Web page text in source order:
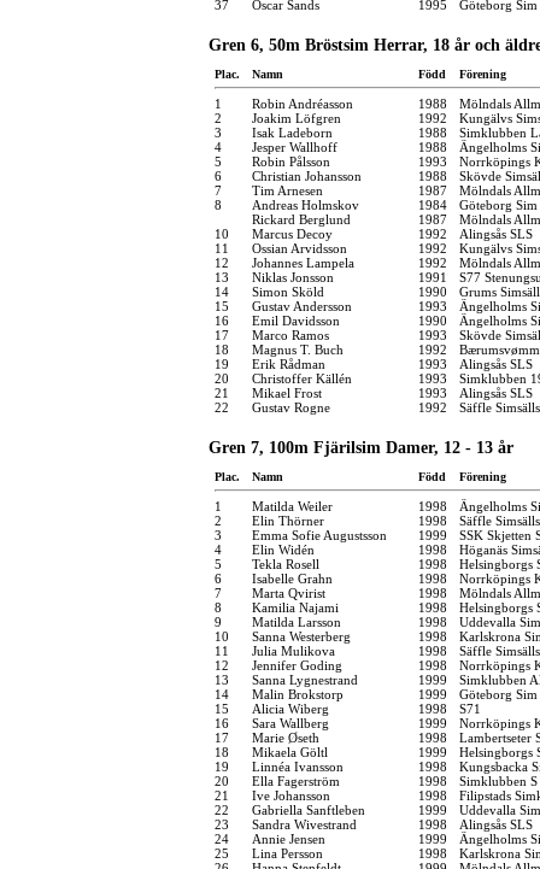
37
Oscar Sands 1995 Göteborg Sim
Gren 6, 50m Bröstsim Herrar, 18 år och
Plac. Namn Född Förening
1 Robin Andréasson 1988
Mölndals
2
Joakim Löfgren 1992
Kungälvs
3
Isak Ladeborn 1988
Simklubben
4
Jesper Wallhoff 1988
Ängelholms
5
Robin Pålsson 1993
Norrköpings
6
Christian Johansson 1988
Skövde
7
Tim Arnesen 1987
Mölndals
8
Andreas Holmskov 1984
Göteborg Sim
Rickard Berglund
1987
Mölndals
10
Marcus Decoy 1992
Alingsås SLS
11
Ossian Arvidsson 1992
Kungälvs
12
Johannes Lampela 1992
Mölndals
13
Niklas Jonsson 1991
S77
14
Simon Sköld 1990
Grums
15
Gustav Andersson 1993
Ängelholms
16
Emil Davidsson 1990
Ängelholms
17
Marco Ramos 1993
Skövde
18
Magnus T. Buch 1992
19
Erik Rådman 1993
Alingsås SLS
20
Christoffer Källén 1993
Simklubben
21
Mikael Frost 1993
Alingsås SLS
22
Gustav Rogne 1992 Säffle
Gren 7, 100m Fjärilsim Damer, 12 - 13 år
Plac. Namn Född Förening
1 Matilda Weiler 1998
Ängelholms
2
Elin Thörner 1998
Säffle
3
Emma Sofie Augustsson 1999
SSK Skjetten
4
Elin Widén 1998
Höganäs
5
Tekla Rosell 1998
Helsingborgs
6
Isabelle Grahn 1998
Norrköpings
7
Marta Qvirist 1998
Mölndals
8
Kamilia Najami 1998
Helsingborgs
9
Matilda Larsson 1998
Uddevalla Sim
10
Sanna Westerberg 1998
Karlskrona
11
Julia Mulikova 1998
Säffle
12
Jennifer Goding 1998
Norrköpings
13
Sanna Lygnestrand 1999
Simklubben
14
Malin Brokstorp 1999
Göteborg Sim
15
Alicia Wiberg 1998
S71
16
Sara Wallberg 1999
Norrköpings
17
Marie Øseth 1998
Lambertseter
18
Mikaela Göltl 1999
Helsingborgs
19
Linnéa Ivansson 1998
Kungsbacka
20
Ella Fagerström 1998
Simklubben
21
Ive Johansson 1998
Filipstads
22
Gabriella Sanftleben 1999
Uddevalla Sim
23
Sandra Wivestrand 1998
Alingsås SLS
24
Annie Jensen 1999
Ängelholms
25
Lina Persson 1998
Karlskrona